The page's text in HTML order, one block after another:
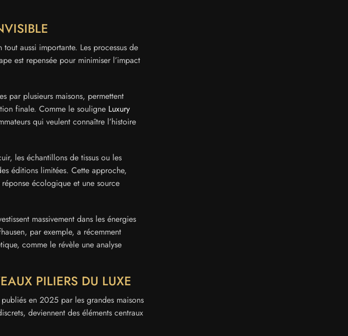
aussi importante. Les processus de
est repensée pour minimiser l’impact
par plusieurs maisons, permettent
finale. Comme le souligne Luxury
qui veulent connaître l’histoire
les échantillons de tissus ou les
éditions limitées. Cette approche,
écologique et une source
massivement dans les énergies
par exemple, a récemment
comme le révèle une analyse
PILIERS DU LUXE
en 2025 par les grandes maisons
deviennent des éléments centraux